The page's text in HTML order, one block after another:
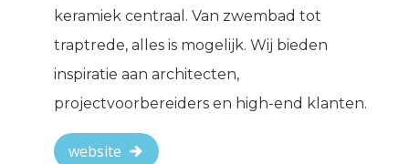
keramiek centraal. Van zwembad tot
traptrede, alles is mogelijk. Wij bieden
inspiratie aan architecten,
projectvoorbereiders en high-end klanten.
website